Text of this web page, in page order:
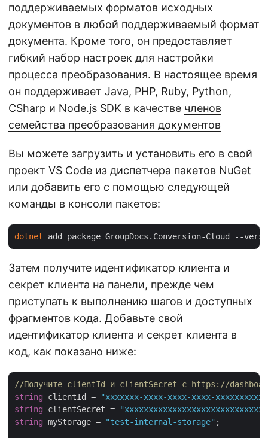
поддерживаемых форматов исходных
документов в любой поддерживаемый формат
документа. Кроме того, он предоставляет
гибкий набор настроек для настройки
процесса преобразования. В настоящее время
он поддерживает Java, PHP, Ruby, Python,
CSharp и Node.js SDK в качестве членов
семейства преобразования документов
Вы можете загрузить и установить его в свой
проект VS Code из диспетчера пакетов NuGet
или добавить его с помощью следующей
команды в консоли пакетов:
dotnet add package GroupDocs.Conversion-Cloud --
Затем получите идентификатор клиента и
секрет клиента на панели, прежде чем
приступать к выполнению шагов и доступных
фрагментов кода. Добавьте свой
идентификатор клиента и секрет клиента в
код, как показано ниже:
//Получите clientId и clientSecret с https://
string clientId =
"xxxxxxx-xxxx-xxxx-xxxx-
string clientSecret =
string myStorage = "test-internal-storage" ;